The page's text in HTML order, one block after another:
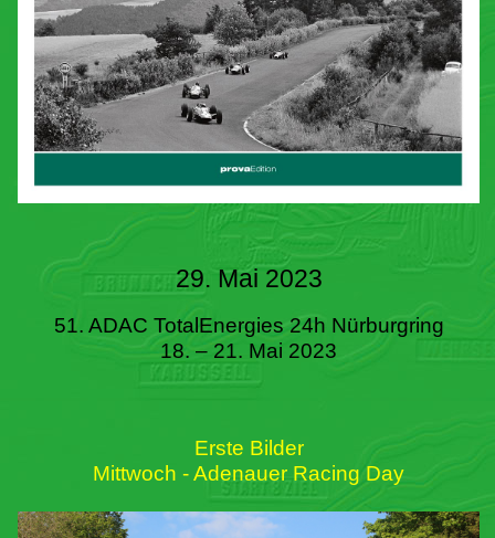
29. Mai 2023
51. ADAC TotalEnergies 24h Nürburgring
18. – 21. Mai 2023
Erste Bilder
Mittwoch - Adenauer Racing Day